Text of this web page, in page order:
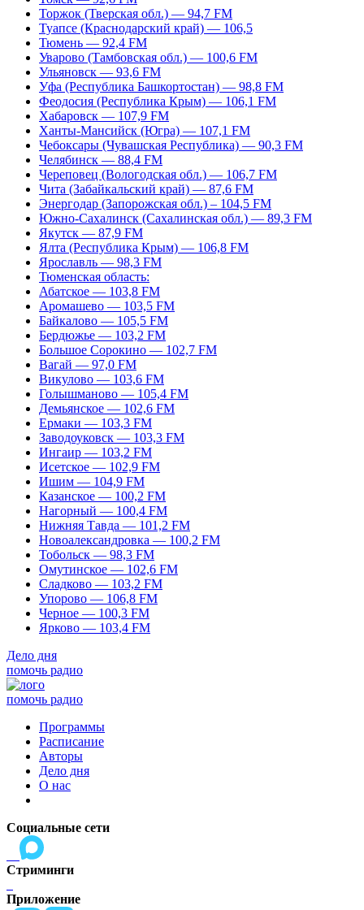
Торжок (Тверская обл.) — 94,7 FM
Туапсе (Краснодарский край) — 106,5
Тюмень — 92,4 FM
Уварово (Тамбовская обл.) — 100,6 FM
Ульяновск — 93,6 FM
Уфа (Республика Башкортостан) — 98,8 FM
Феодосия (Республика Крым) — 106,1 FM
Хабаровск — 107,9 FM
Ханты-Мансийск (Югра) — 107,1 FM
Чебоксары (Чувашская Республика) — 90,3 FM
Челябинск — 88,4 FM
Череповец (Вологодская обл.) — 106,7 FM
Чита (Забайкальский край) — 87,6 FM
Энергодар (Запорожская обл.) – 104,5 FM
Южно-Сахалинск (Сахалинская обл.) — 89,3 FM
Якутск — 87,9 FM
Ялта (Республика Крым) — 106,8 FM
Ярославль — 98,3 FM
Тюменская область:
Абатское — 103,8 FM
Аромашево — 103,5 FM
Байкалово — 105,5 FM
Бердюжье — 103,2 FM
Большое Сорокино — 102,7 FM
Вагай — 97,0 FM
Викулово — 103,6 FM
Голышманово — 105,4 FM
Демьянское — 102,6 FM
Ермаки — 103,3 FM
Заводоуковск — 103,3 FM
Ингаир — 103,2 FM
Исетское — 102,9 FM
Ишим — 104,9 FM
Казанское — 100,2 FM
Нагорный — 100,4 FM
Нижняя Тавда — 101,2 FM
Новоалександровка — 100,2 FM
Тобольск — 98,3 FM
Омутинское — 102,6 FM
Сладково — 103,2 FM
Упорово — 106,8 FM
Черное — 100,3 FM
Ярково — 103,4 FM
Дело дня
помочь радио
помочь радио
Программы
Расписание
Авторы
Дело дня
О нас
Социальные сети
Стриминги
Приложение